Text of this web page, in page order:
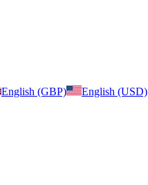
English (GBP) English (USD)